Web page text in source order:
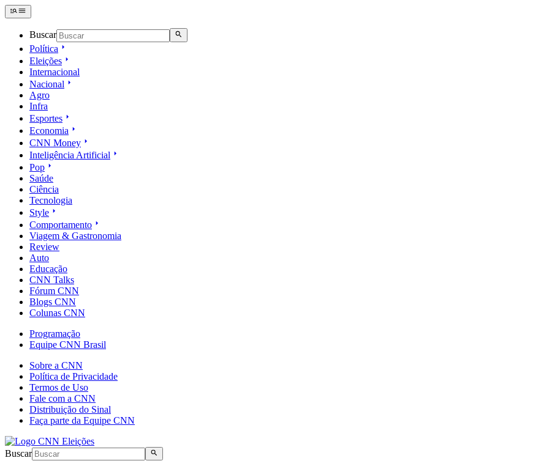
Buscar
Política
Eleições
Internacional
Nacional
Agro
Infra
Esportes
Economia
CNN Money
Inteligência Artificial
Pop
Saúde
Ciência
Tecnologia
Style
Comportamento
Viagem & Gastronomia
Review
Auto
Educação
CNN Talks
Fórum CNN
Blogs CNN
Colunas CNN
Programação
Equipe CNN Brasil
Sobre a CNN
Política de Privacidade
Termos de Uso
Fale com a CNN
Distribuição do Sinal
Faça parte da Equipe CNN
Buscar